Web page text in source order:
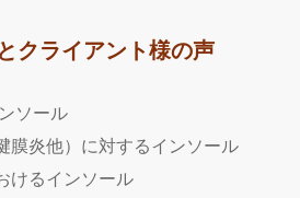
クライアント様の声
ソール
膜炎他）に対するインソール
けるインソール